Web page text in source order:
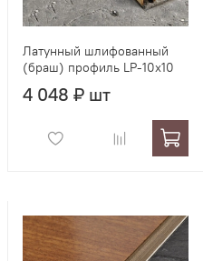
Латунный шлифованный
(браш) профиль LP-10x10
4 048 ₽ шт